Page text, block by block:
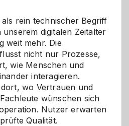
rein technischer Begriff
digitalen Zeitalter
weit mehr. Die
nicht nur Prozesse,
wie Menschen und
interagieren.
wo Vertrauen und
wünschen sich
Nutzer erwarten
Qualität.